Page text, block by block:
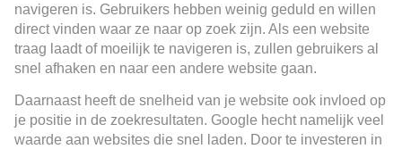
navigeren is. Gebruikers hebben weinig geduld en willen
direct vinden waar ze naar op zoek zijn. Als een website
traag laadt of moeilijk te navigeren is, zullen gebruikers al
snel afhaken en naar een andere website gaan.
Daarnaast heeft de snelheid van je website ook invloed op
je positie in de zoekresultaten. Google hecht namelijk veel
waarde aan websites die snel laden. Door te investeren in